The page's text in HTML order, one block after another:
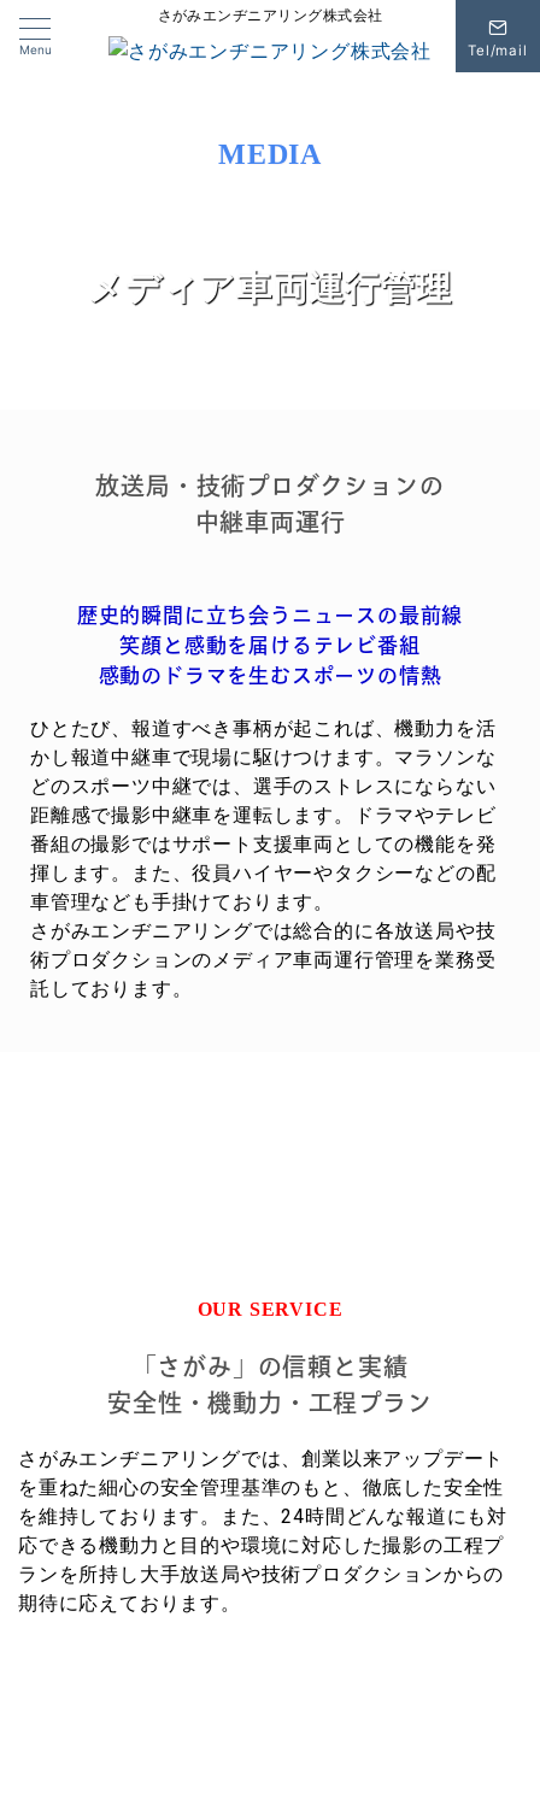
Menu
さがみエンヂニアリング株式会社
Tel/mail
MEDIA
メディア車両運行管理
放送局・技術プロダクションの
中継車両運行
歴史的瞬間に立ち会うニュースの最前線
笑顔と感動を届けるテレビ番組
感動のドラマを生むスポーツの情熱
ひとたび、報道すべき事柄が起これば、機動力を活
かし報道中継車で現場に駆けつけます。マラソンな
どのスポーツ中継では、選手のストレスにならない
距離感で撮影中継車を運転します。ドラマやテレビ
番組の撮影ではサポート支援車両としての機能を発
揮します。また、役員ハイヤーやタクシーなどの配
車管理なども手掛けております。
さがみエンヂニアリングでは総合的に各放送局や技
術プロダクションのメディア車両運行管理を業務受
託しております。
OUR SERVICE
「さがみ」の信頼と実績
安全性・機動力・工程プラン
さがみエンヂニアリングでは、創業以来アップデート
を重ねた細心の安全管理基準のもと、徹底した安全性
を維持しております。また、24時間どんな報道にも対
応できる機動力と目的や環境に対応した撮影の工程プ
ランを所持し大手放送局や技術プロダクションからの
期待に応えております。